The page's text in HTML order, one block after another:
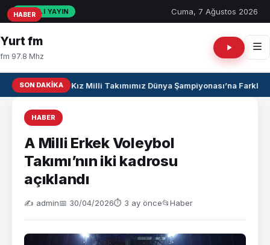
CANLI YAYIN Cuma, 7 Ağustos 2026
Yurt fm
fm 97.8 Mhz
SON DAKIKAU17 Kız Milli Takımımız Dünya Şampiyonası’na Farklı
HABER
A Milli Erkek Voleybol
Takımı’nın iki kadrosu
açıklandı
✍️ admin📅 30/04/2026⏱ 3 ay önce📂Haber
HABER
HABER
HABER